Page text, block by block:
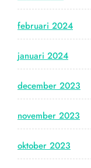
februari 2024
januari 2024
december 2023
november 2023
oktober 2023